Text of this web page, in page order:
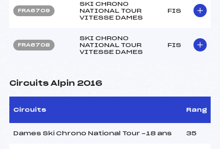
FRA6709
SKI CHRONO
NATIONAL TOUR
VITESSE DAMES
FIS
FRA6708
SKI CHRONO
NATIONAL TOUR
VITESSE DAMES
FIS
Circuits Alpin 2016
Circuits Rang
Dames Ski Chrono National Tour -18 ans 35